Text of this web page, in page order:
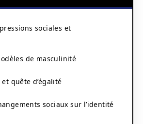
sociales et
de masculinité
quête d’égalité
sociaux sur l’identité